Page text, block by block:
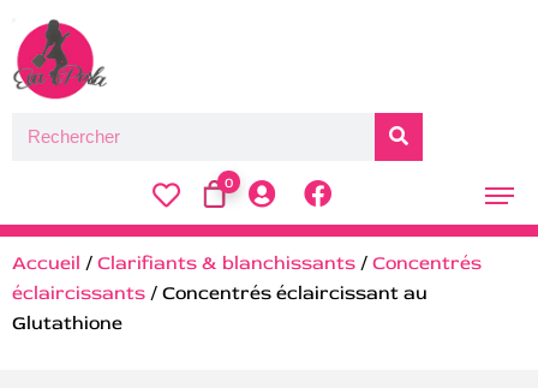
0
Accueil / Clarifiants & blanchissants / Concentrés
éclaircissants / Concentrés éclaircissant au
Glutathione